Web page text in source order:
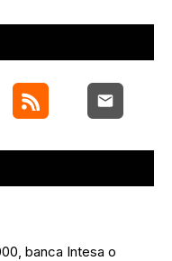
banca Intesa o